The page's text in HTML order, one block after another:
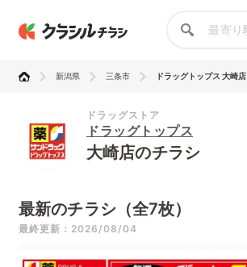
新潟県 三条市 ドラッグトップス 大崎店
ドラッグストア
ドラッグトップス
大崎店のチラシ
最新のチラシ（全7枚）
最終更新：2026/08/04